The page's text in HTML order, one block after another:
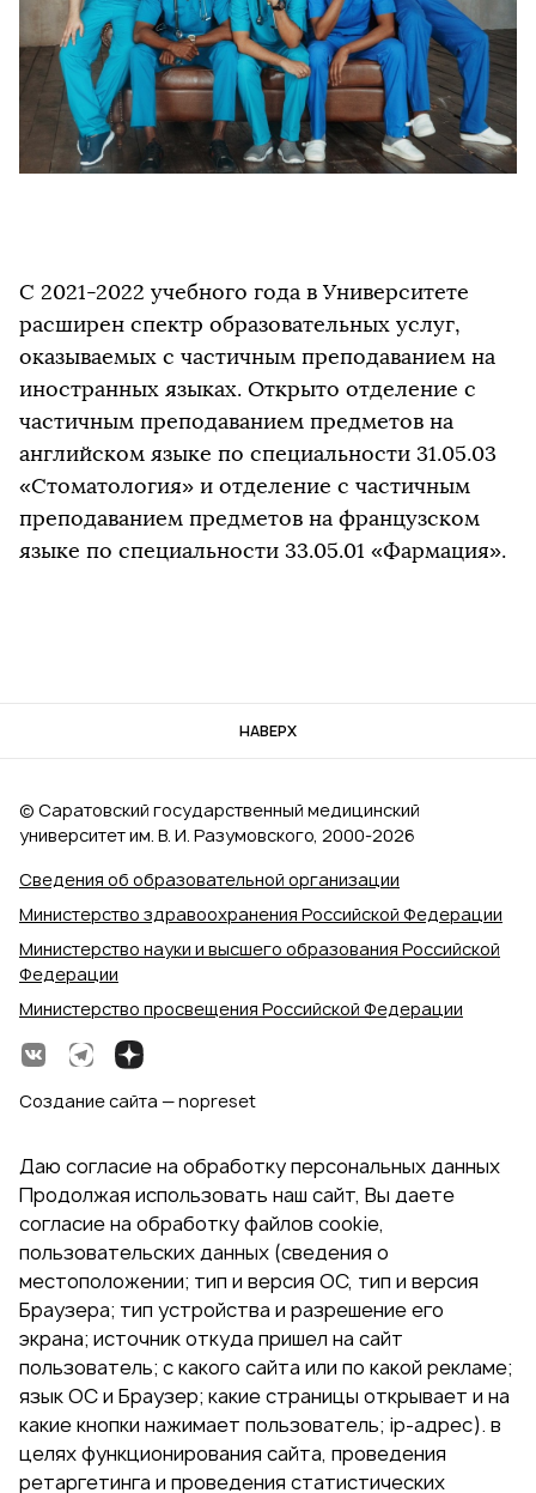
С 2021-2022 учебного года в Университете
расширен спектр образовательных услуг,
оказываемых с частичным преподаванием на
иностранных языках. Открыто отделение с
частичным преподаванием предметов на
английском языке по специальности 31.05.03
«Стоматология» и отделение с частичным
преподаванием предметов на французском
языке по специальности 33.05.01 «Фармация».
НАВЕРХ
Сведения об образовательной организации
Министерство здравоохранения Российской Федерации
Министерство науки и высшего образования Российской
Федерации
Министерство просвещения Российской Федерации
© Саратовский государственный медицинский
университет им. В. И. Разумовского, 2000‑2026
Создание сайта — nopreset
Даю согласие на обработку персональных данных
Продолжая использовать наш сайт, Вы даете
согласие на обработку файлов cookie,
пользовательских данных (сведения о
местоположении; тип и версия ОС, тип и версия
Браузера; тип устройства и разрешение его
экрана; источник откуда пришел на сайт
пользователь; с какого сайта или по какой рекламе;
язык ОС и Браузер; какие страницы открывает и на
какие кнопки нажимает пользователь; ip-адрес). в
целях функционирования сайта, проведения
ретаргетинга и проведения статистических